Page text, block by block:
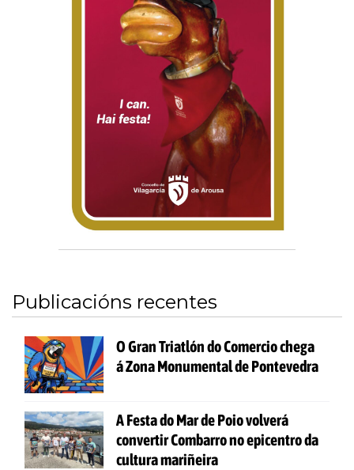
Publicacións recentes
O Gran Triatlón do Comercio chega
á Zona Monumental de Pontevedra
A Festa do Mar de Poio volverá
convertir Combarro no epicentro da
cultura mariñeira